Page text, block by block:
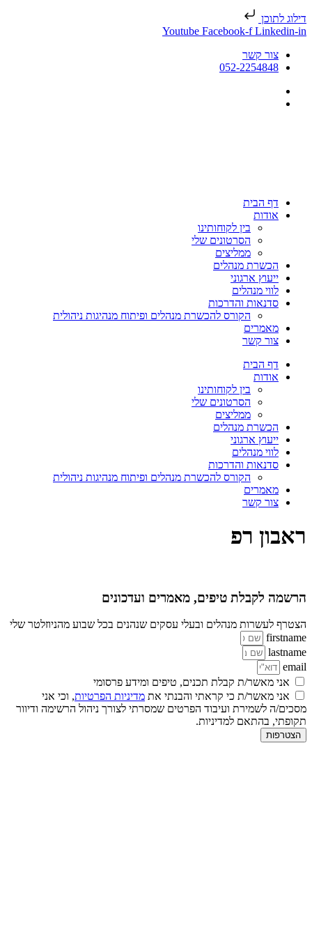
דילוג לתוכן
Youtube Facebook-f Linkedin-in
צור קשר
052-2254848
דף הבית
אודות
בין לקוחותינו
הסרטונים שלי
ממליצים
הכשרת מנהלים
ייעוץ ארגוני
לווי מנהלים
סדנאות והדרכות
הקורס להכשרת מנהלים ופיתוח מנהיגות ניהולית
מאמרים
צור קשר
דף הבית
אודות
בין לקוחותינו
הסרטונים שלי
ממליצים
הכשרת מנהלים
ייעוץ ארגוני
לווי מנהלים
סדנאות והדרכות
הקורס להכשרת מנהלים ופיתוח מנהיגות ניהולית
מאמרים
צור קשר
ראבון רפ
הרשמה לקבלת טיפים, מאמרים ועדכונים
הצטרף לעשרות מנהלים ובעלי עסקים שנהנים בכל שבוע מהניוזלטר שלי
firstname
lastname
email
אני מאשר/ת קבלת תכנים, טיפים ומידע פרסומי
אני מאשר/ת כי קראתי והבנתי את מדיניות הפרטיות, וכי אני
מסכים/ה לשמירת ועיבוד הפרטים שמסרתי לצורך ניהול הרשימה ודיוור
תקופתי, בהתאם למדיניות.
הצטרפות